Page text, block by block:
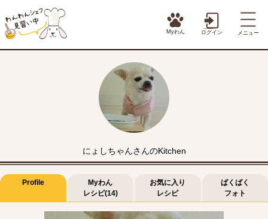
Myわん ログイン メニュー
にょしちゃんさんのKitchen
Profile
Myわん
レシピ(14)
お気に入り
レシピ
ばくばく
フォト